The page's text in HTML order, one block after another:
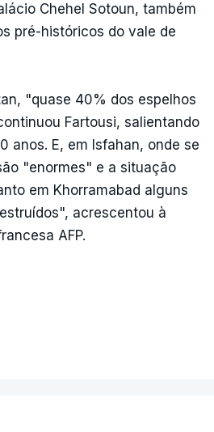
Chehel Sotoun, também
pré-históricos do vale de
"quase 40% dos espelhos
Fartousi, salientando
anos. E, em Isfahan, onde se
"enormes" e a situação
em Khorramabad alguns
acrescentou à
AFP.